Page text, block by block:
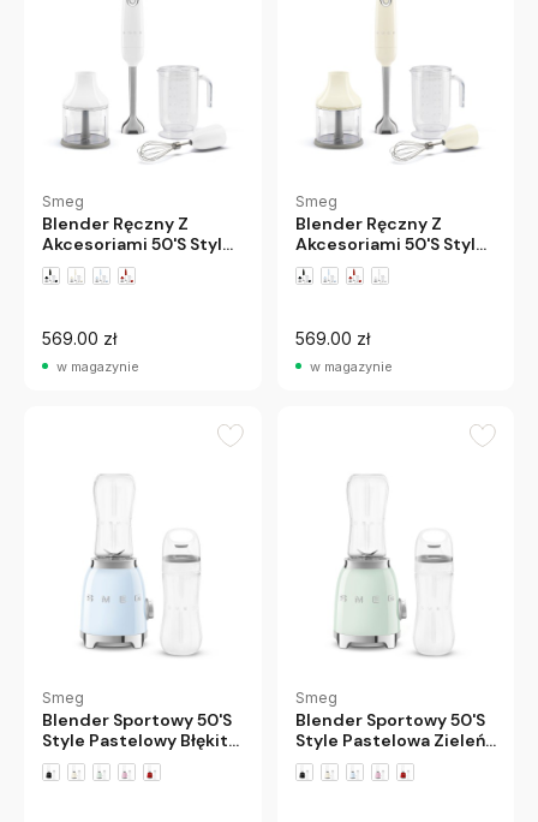
Smeg
Blender Ręczny Z
Akcesoriami 50'S Style
Biały Smeg
569.00 zł
w magazynie
Smeg
Blender Ręczny Z
Akcesoriami 50'S Style
Kremowy Smeg
569.00 zł
w magazynie
Smeg
Blender Sportowy 50'S
Style Pastelowy Błękit
Smeg
Smeg
Blender Sportowy 50'S
Style Pastelowa Zieleń
Smeg